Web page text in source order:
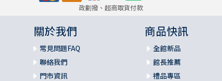
政劃撥、超商取貨付款
關於我們
常見問題FAQ
聯絡我們
門市資訊
商品快訊
全館新品
館長推薦
禮品專區